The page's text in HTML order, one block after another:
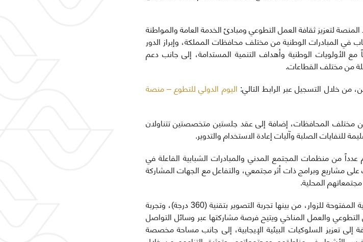
لتعزيز ثقافة العمل التطوعي ومبادئ الخدمة العامة والمواطنة
في المبادرات الوطنية من مختلف محافظات المملكة، وإبراز الدور
مع الأولويات الوطنية وأهداف التنمية المستدامة، إلى جانب دعم
من مختلف القطاعات.
خلال التسجيل عبر الرابط التالي: اليوم الدولي للتطوع – منصة
المحافظات، إضافة إلى عقد جلستين متخصصتين تتناولان
للنفايات الصلبة وآليات إعادة الاستخدام والتدوير.
من منظمات المجتمع المدني والمبادرات الشبابية الفاعلة في
على مشاريع وبرامج ذات أثر مجتمعي، والتفاعل مع الجهات المشاركة
المحلية.
وتتضمن الفعالية مجموعة من الأنشطة الرقمية والتوعوية المفتوحة للزوار، من بينها تجربة التصوير بتقنية (360 درجة)، وتجربة
التطوعي والعمل المناخي ويتيح فرصة مشاركتها عبر وسائل التواصل
إلى تعزيز السلوكيات البيئية الإيجابية، إلى جانب مساحة مخصصة